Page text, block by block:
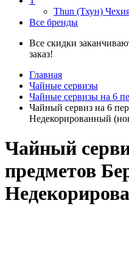
Thun (Тхун)
Все бренды
Все скидки
заказ!
Главная
Чайные сервизы
Чайные сервизы на 6
Чайный сервиз на 6
Недекорированный
Чайный
предметов